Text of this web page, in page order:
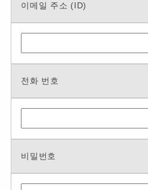
이메일 주소 (ID)
전화 번호
비밀번호